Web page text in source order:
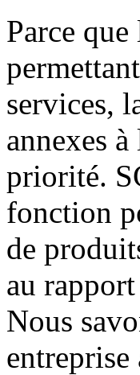
Parce
services,
annexes
priorité.
fonction
de
au
Nous